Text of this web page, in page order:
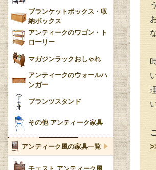
ブランケットボックス・収
納ボックス
アンティークのワゴン・ト
ローリー
マガジンラックおしゃれ
アンティークのウォールハ
ンガー
プランツスタンド
その他 アンティーク家具
アンティーク風の家具一覧